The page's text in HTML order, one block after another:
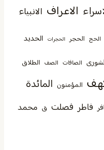
الاعراف الانبياء
الحج الحجر الحجرات الحديد
الصافات الصف الطلاق
المؤمنون المائدة
فاطر فصلت ق محمد